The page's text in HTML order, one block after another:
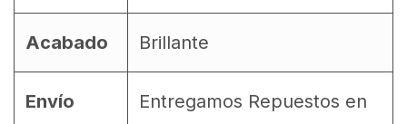
Acabado Brillante
Envío
Entregamos Repuestos en